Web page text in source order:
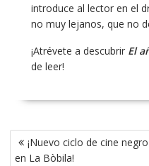
introduce al lector en el
no muy lejanos, que no
¡Atrévete a descubrir El
de leer!
Navegación
de
¡Nuevo ciclo de cine negro
en La Bòbila!